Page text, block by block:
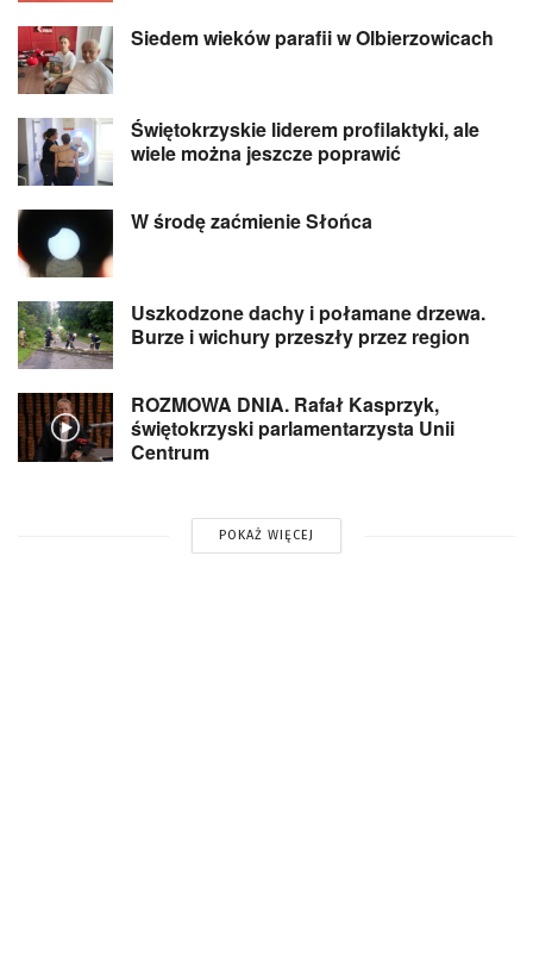
Siedem wieków parafii w Olbierzowicach
Świętokrzyskie liderem profilaktyki, ale
wiele można jeszcze poprawić
W środę zaćmienie Słońca
Uszkodzone dachy i połamane drzewa.
Burze i wichury przeszły przez region
ROZMOWA DNIA. Rafał Kasprzyk,
świętokrzyski parlamentarzysta Unii
Centrum
POKAŻ WIĘCEJ